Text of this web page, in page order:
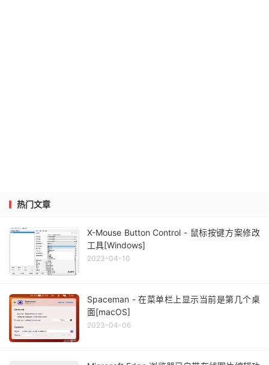
热门文章
X-Mouse Button Control - 鼠标按键方案修改
工具[Windows]
2023-04-10
Spaceman - 在菜单栏上显示当前是第几个桌
面[macOS]
2023-04-06